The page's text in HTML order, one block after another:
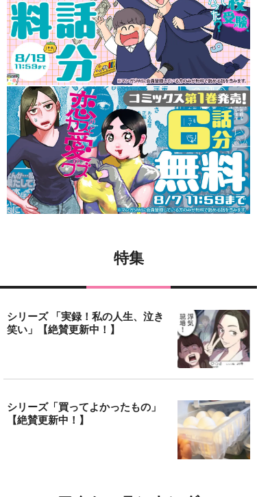
特集
シリーズ 「実録！私の人生、泣き
笑い」【絶賛更新中！】
シリーズ「買ってよかったもの」
【絶賛更新中！】